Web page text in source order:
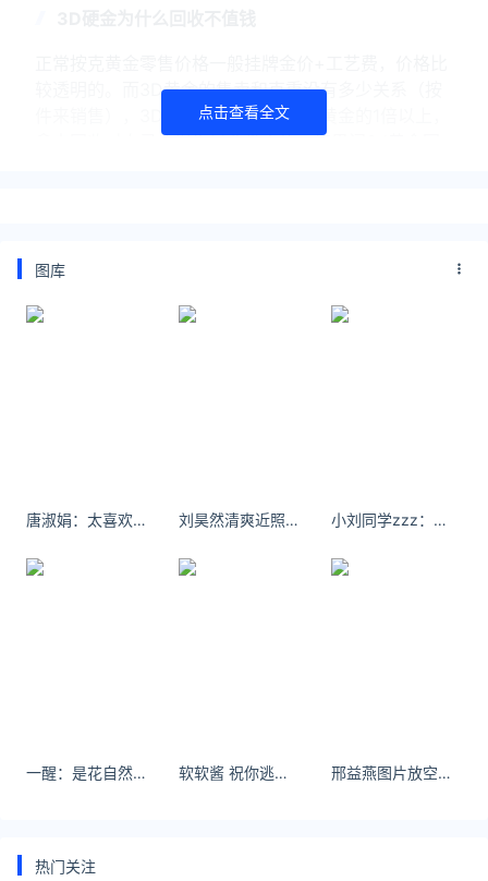
较透明的。而3D黄金的售卖和克重没有多少关系（按
件来销售），3D硬金购买价格是普通黄金的1倍以上，
拿去回收对自己的损失是非常大的。如果问3d黄金回
3d硬金多数金店是按件销售的，却不是按克销售的，
购买价格远高于普通黄金。
3D硬金含金量跟其他黄金含金量是一样的，与普通黄
是比较贵的，如果愿意为这个款式买单那么奢侈一点也
价格品种最新价格涨跌幅度更新时间国内黄金价格
点击查看全文
图库
唐淑娟：太喜欢吃披萨啦 刘昊然清爽近照手机壁纸 我将余生写成一首诗 小刘同学zzz：发个视频
一醒：是花自然香 是爱自然长 软软酱 祝你逃出苦难向春山 邢益燕图片放空整颗心脏、只容纳你一个人。
热门关注